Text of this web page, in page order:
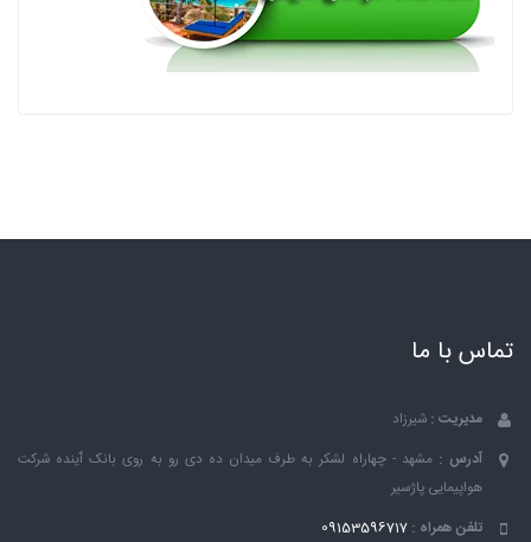
تماس با ما
مدیریت : شیرزاد
آدرس : مشهد - چهاراه لشکر به طرف میدان ده دی رو به روی بانک ٱینده شرکت
هواپیمایی پاژسیر
تلفن همراه : 09153596717